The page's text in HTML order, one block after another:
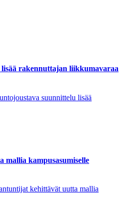
rakennuttajan liikkumavaraa
suunnittelu lisää
kampusasumiselle
kehittävät uutta mallia